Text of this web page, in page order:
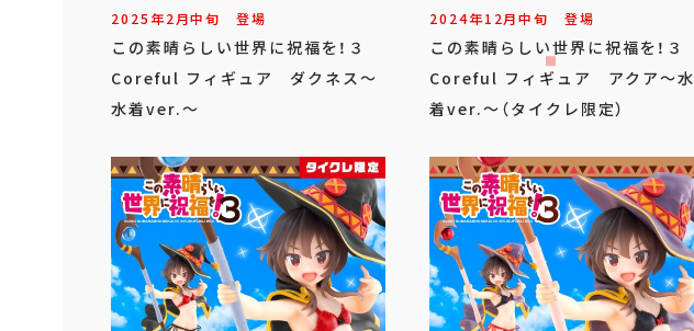
2025年2月中旬 登場
この素晴らしい世界に祝福を！３
Coreful フィギュア ダクネス～
水着ver.～
2024年12月中旬 登場
この素晴らしい世界に祝福を！３
Coreful フィギュア アクア～水
着ver.～（タイクレ限定）